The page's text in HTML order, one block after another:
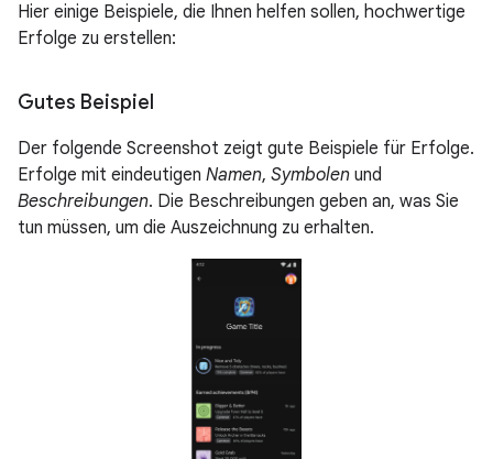
Hier einige Beispiele, die Ihnen helfen sollen, hochwertige
Erfolge zu erstellen:
Gutes Beispiel
Der folgende Screenshot zeigt gute Beispiele für Erfolge.
Erfolge mit eindeutigen Namen, Symbolen und
Beschreibungen. Die Beschreibungen geben an, was Sie
tun müssen, um die Auszeichnung zu erhalten.